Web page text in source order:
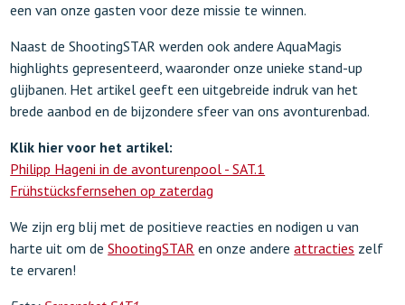
een van onze gasten voor deze missie te winnen.
Naast de ShootingSTAR werden ook andere AquaMagis
highlights gepresenteerd, waaronder onze unieke stand-up
glijbanen. Het artikel geeft een uitgebreide indruk van het
brede aanbod en de bijzondere sfeer van ons avonturenbad.
Klik hier voor het artikel:
Philipp Hageni in de avonturenpool - SAT.1
Frühstücksfernsehen op zaterdag
We zijn erg blij met de positieve reacties en nodigen u van
harte uit om deShootingSTAR en onze andereattracties zelf
te ervaren!